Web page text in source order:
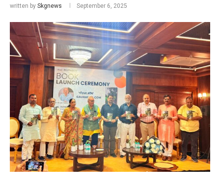
written by Skgnews September 6, 2025